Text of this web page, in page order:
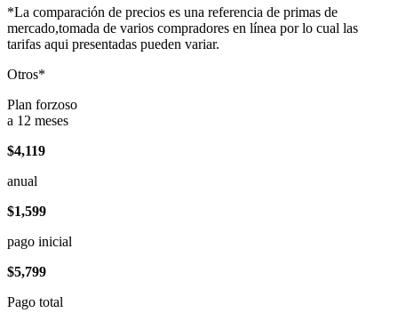
*La comparación de precios es una referencia de primas de
mercado,tomada de varios compradores en línea por lo cual las
tarifas aqui presentadas pueden variar.
Otros*
Plan forzoso
a 12 meses
$4,119
anual
$1,599
pago inicial
$5,799
Pago total